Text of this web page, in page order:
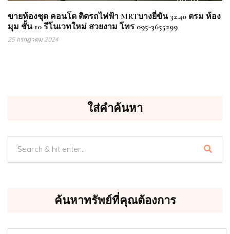
ขายห้องชุด คอนโด ติดรถไฟฟ้า MRTบางยี่ขัน 32.40 ตรม ห้อง
มุม ชั้น 10 รีโนเวทใหม่ สวยงาม โทร 095-3655299
25 กรกฎาคม 2024
ใส่คำค้นหา
ค้นหาทรัพย์ที่คุณต้องการ